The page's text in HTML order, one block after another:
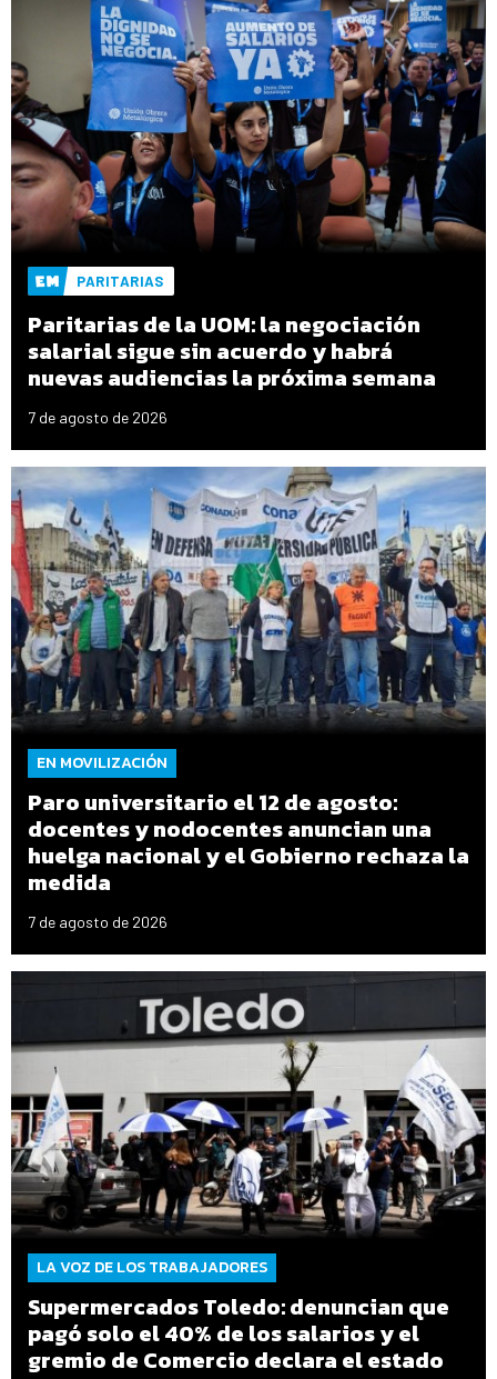
PARITARIAS
Paritarias de la UOM: la negociación
salarial sigue sin acuerdo y habrá
nuevas audiencias la próxima semana
7 de agosto de 2026
EN MOVILIZACIÓN
Paro universitario el 12 de agosto:
docentes y nodocentes anuncian una
huelga nacional y el Gobierno rechaza la
medida
7 de agosto de 2026
LA VOZ DE LOS TRABAJADORES
Supermercados Toledo: denuncian que
pagó solo el 40% de los salarios y el
gremio de Comercio declara el estado